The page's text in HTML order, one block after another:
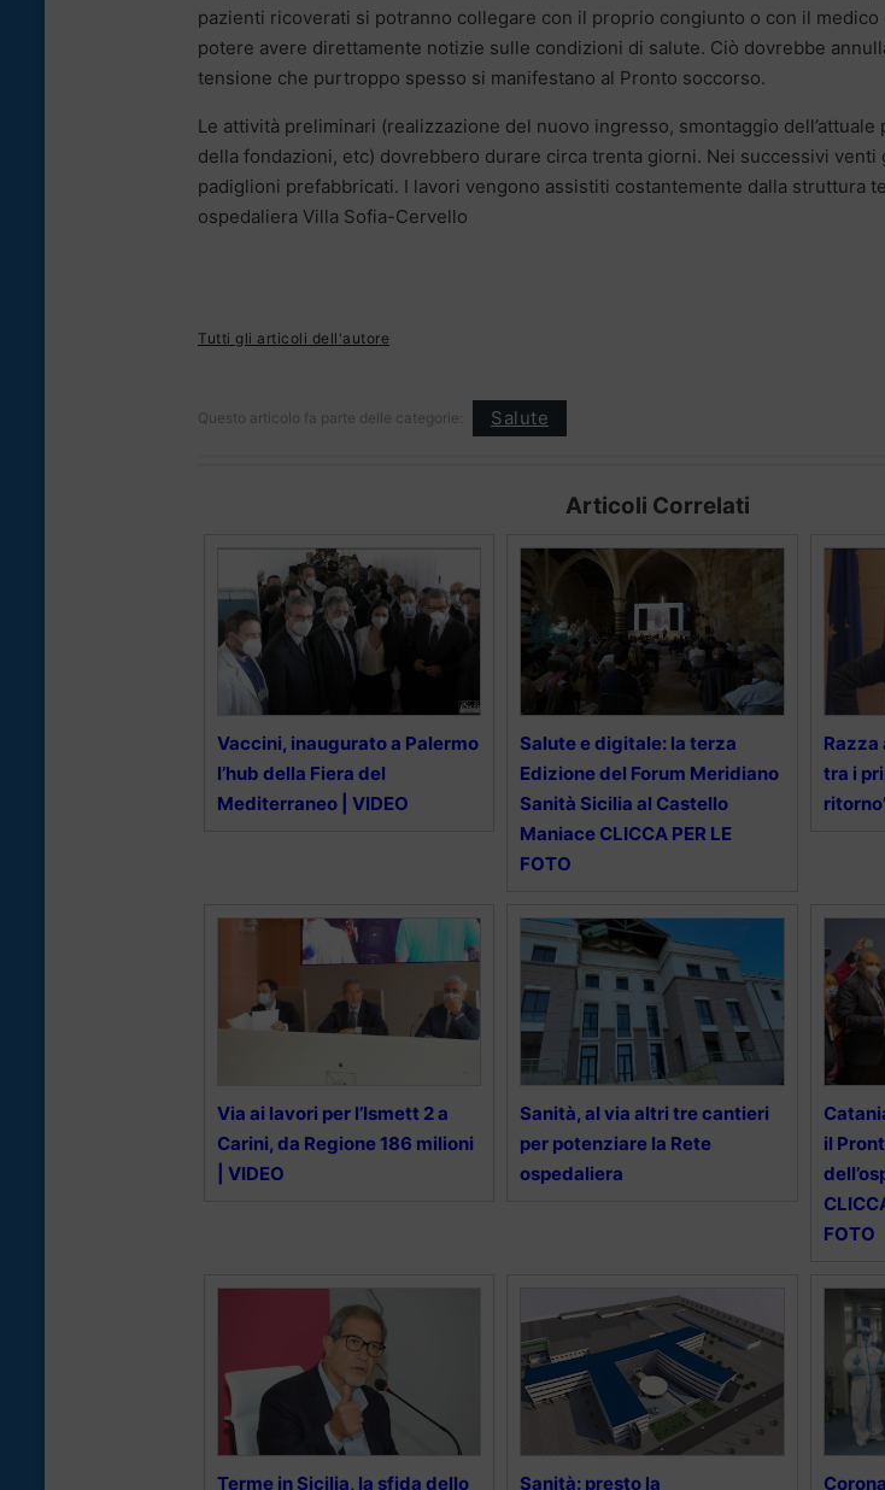
pazienti ricoverati si potranno collegare con il proprio congiunto o con il medico
potere avere direttamente notizie sulle condizioni di salute. Ciò dovrebbe
tensione che purtroppo spesso si manifestano al Pronto soccorso.
Le attività preliminari (realizzazione del nuovo ingresso, smontaggio dell’attuale
della fondazioni, etc) dovrebbero durare circa trenta giorni. Nei successivi venti
padiglioni prefabbricati. I lavori vengono assistiti costantemente dalla struttura
ospedaliera Villa Sofia-Cervello
Tutti gli articoli dell'autore
Questo articolo fa parte delle categorie: Salute
Articoli Correlati
Vaccini, inaugurato a Palermo
l’hub della Fiera del
Mediterraneo | VIDEO
Salute e digitale: la terza
Edizione del Forum Meridiano
Sanità Sicilia al Castello
Maniace CLICCA PER LE
FOTO
Razza
tra i
Via ai lavori per l’Ismett 2 a
Carini, da Regione 186 milioni
| VIDEO
Sanità, al via altri tre cantieri
per potenziare la Rete
ospedaliera
il
FOTO
Terme in Sicilia, la sfida dello Sanità: presto la